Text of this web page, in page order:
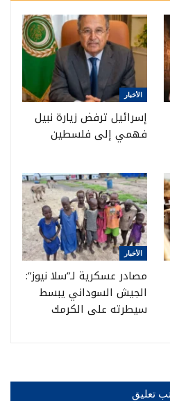
الأخبار
إسرائيل ترفض زيارة نبيل
فهمي إلى فلسطين
الأخبار
مصادر عسكرية لـ”سلا نيوز”:
الجيش السوداني يبسط
سيطرته على الكرمك
تعليق